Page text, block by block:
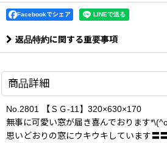
Facebookでシェア
返品特約に関する重要事項
商品詳細
No.2801 【ＳＧ-11】320×630×170
無事に可愛い窓が届き喜んでおります
思いどおりの窓にウキウキしています〓〓